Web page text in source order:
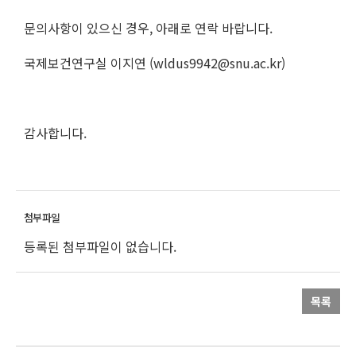
문의사항이 있으신 경우, 아래로 연락 바랍니다.
국제보건연구실 이지연 (wldus9942@snu.ac.kr)
감사합니다.
등록된 첨부파일이 없습니다.
목록